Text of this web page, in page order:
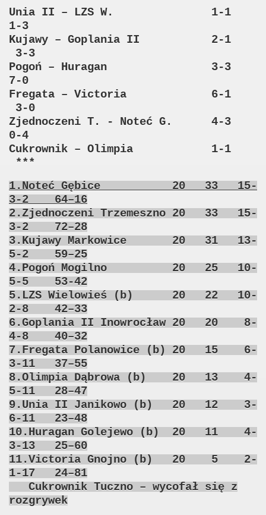
Unia II – LZS W. 1-1
1-3
Kujawy – Goplania II 2-1
3-3
Pogoń – Huragan 3-3
7-0
Fregata – Victoria 6-1
3-0
Zjednoczeni T. - Noteć G. 4-3
0-4
Cukrownik – Olimpia 1-1
***
1.Noteć Gębice 20 33 15-
3-2 64–16
2.Zjednoczeni Trzemeszno 20 33 15-
3-2 72–28
3.Kujawy Markowice 20 31 13-
5-2 59–25
4.Pogoń Mogilno 20 25 10-
5-5 53-42
5.LZS Wielowieś (b) 20 22 10-
2-8 42–33
6.Goplania II Inowrocław 20 20 8-
4-8 40–32
7.Fregata Polanowice (b) 20 15 6-
3-11 37–55
8.Olimpia Dąbrowa (b) 20 13 4-
5-11 28–47
9.Unia II Janikowo (b) 20 12 3-
6-11 23–48
10.Huragan Golejewo (b) 20 11 4-
3-13 25–60
11.Victoria Gnojno (b) 20 5 2-
1-17 24–81
Cukrownik Tuczno – wycofał się z
rozgrywek